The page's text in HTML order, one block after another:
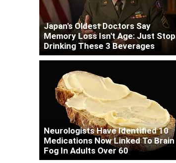
Japan's Oldest Doctors Say
Memory Loss Isn't Age: Just Stop
Drinking These 3 Beverages
Neurologists Have Identified 10
Medications Now Linked To Brain
Fog In Adults Over 60